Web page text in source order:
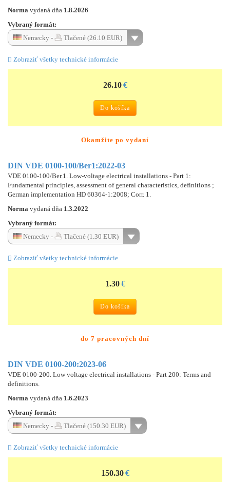
Norma vydaná dňa 1.8.2026
Vybraný formát:
Nemecky -
Tlačené (26.10 EUR)
Zobraziť všetky technické informácie
26.10 €
Do košíka
Okamžite po vydaní
DIN VDE 0100-100/Ber1:2022-03
VDE 0100-100/Ber.1. Low-voltage electrical installations - Part 1:
Fundamental principles, assessment of general characteristics, definitions ;
German implementation HD 60364-1:2008; Corr. 1.
Norma vydaná dňa 1.3.2022
Vybraný formát:
Nemecky -
Tlačené (1.30 EUR)
Zobraziť všetky technické informácie
1.30 €
Do košíka
do 7 pracovných dní
DIN VDE 0100-200:2023-06
VDE 0100-200. Low voltage electrical installations - Part 200: Terms and
definitions.
Norma vydaná dňa 1.6.2023
Vybraný formát:
Nemecky -
Tlačené (150.30 EUR)
Zobraziť všetky technické informácie
150.30 €